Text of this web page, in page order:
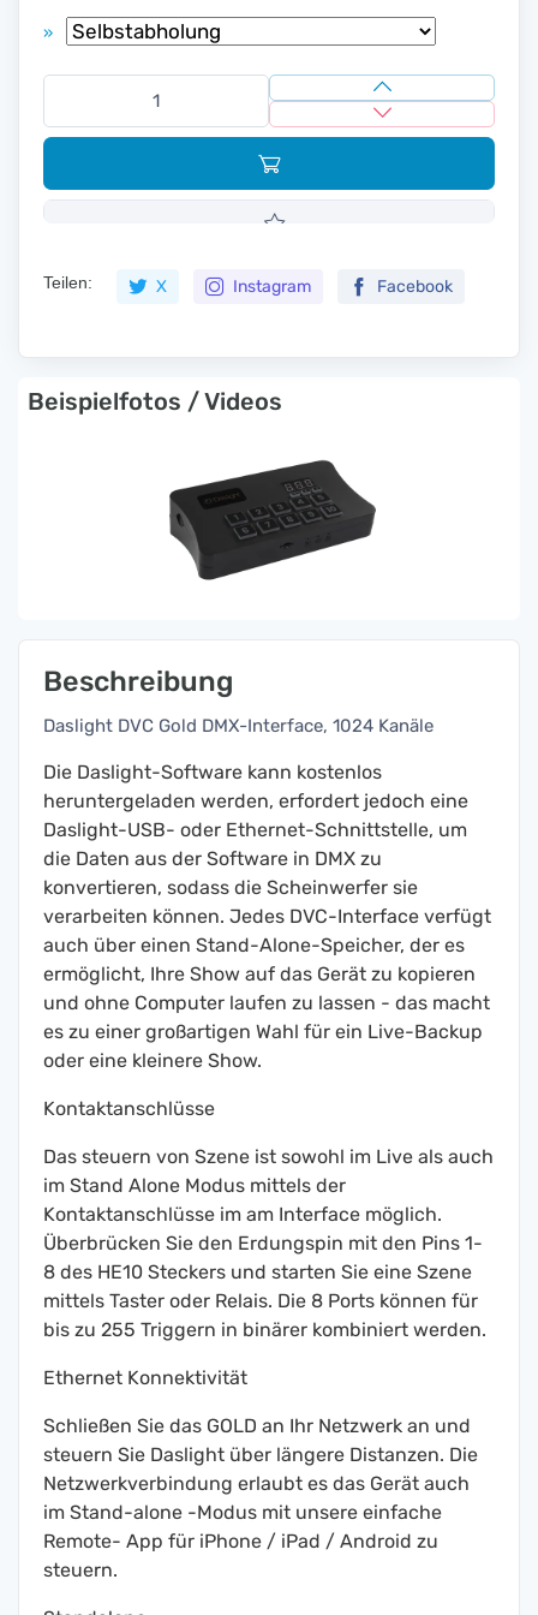
»
Teilen: X Instagram Facebook
Beispielfotos / Videos
Beschreibung
Daslight DVC Gold DMX-Interface, 1024 Kanäle
Die Daslight-Software kann kostenlos
heruntergeladen werden, erfordert jedoch eine
Daslight-USB- oder Ethernet-Schnittstelle, um
die Daten aus der Software in DMX zu
konvertieren, sodass die Scheinwerfer sie
verarbeiten können. Jedes DVC-Interface verfügt
auch über einen Stand-Alone-Speicher, der es
ermöglicht, Ihre Show auf das Gerät zu kopieren
und ohne Computer laufen zu lassen - das macht
es zu einer großartigen Wahl für ein Live-Backup
oder eine kleinere Show.
Kontaktanschlüsse
Das steuern von Szene ist sowohl im Live als auch
im Stand Alone Modus mittels der
Kontaktanschlüsse im am Interface möglich.
Überbrücken Sie den Erdungspin mit den Pins 1-
8 des HE10 Steckers und starten Sie eine Szene
mittels Taster oder Relais. Die 8 Ports können für
bis zu 255 Triggern in binärer kombiniert werden.
Ethernet Konnektivität
Schließen Sie das GOLD an Ihr Netzwerk an und
steuern Sie Daslight über längere Distanzen. Die
Netzwerkverbindung erlaubt es das Gerät auch
im Stand-alone -Modus mit unsere einfache
Remote- App für iPhone / iPad / Android zu
steuern.